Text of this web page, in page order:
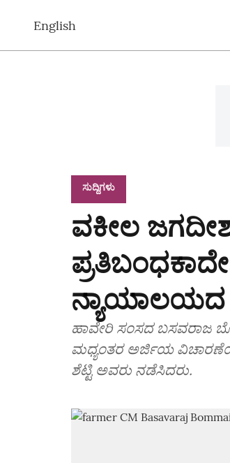
English
ಸುದ್ದಿಗಳು
ವಕೀಲ
ನ್ಯಾಯಾಲಯದ
ಹಾವೇರಿ ಸಂಸದ ಬಸವರಾಜ
ಮಧ್ಯಂತರ ಅರ್ಜಿಯ
ಶೆಟ್ಟಿ ಅವರು ನಡೆಸಿದರು.